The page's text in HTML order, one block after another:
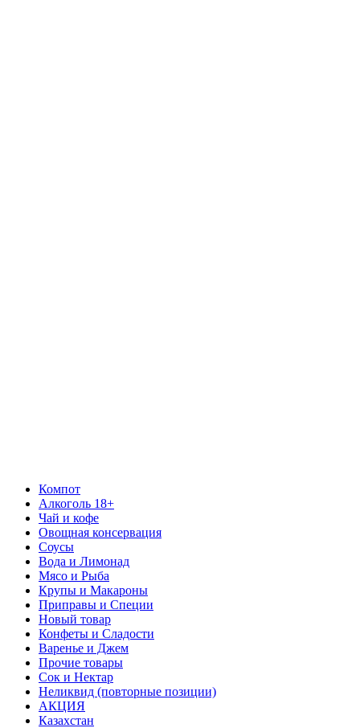
Компот
Алкоголь 18+
Чай и кофе
Овощная консервация
Соусы
Вода и Лимонад
Мясо и Рыба
Крупы и Макароны
Приправы и Специи
Новый товар
Конфеты и Сладости
Варенье и Джем
Прочие товары
Сок и Нектар
Неликвид (повторные позиции)
АКЦИЯ
Казахстан